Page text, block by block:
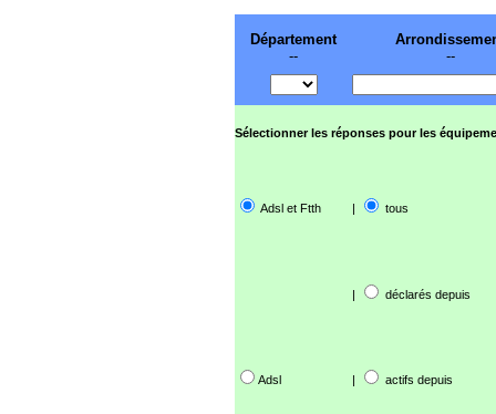
Département
--
--
Sélectionner les réponses pour les
Adsl et Ftth | tous
| déclarés depuis
Adsl | actifs depuis